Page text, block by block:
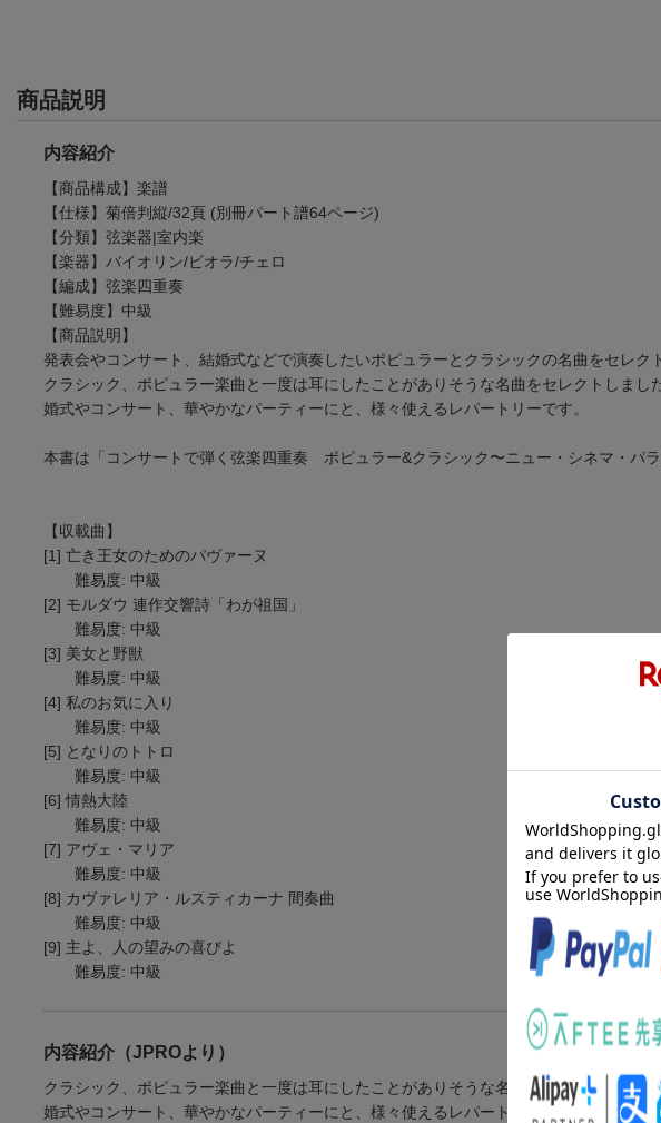
商品説明
内容紹介
【商品構成】楽譜
【仕様】菊倍判縦/32頁 (別冊パート譜64ページ)
【分類】弦楽器|室内楽
【楽器】バイオリン/ビオラ/チェロ
【編成】弦楽四重奏
【難易度】中級
【商品説明】
発表会やコンサート、結婚式などで演奏したいポピュラーとクラシックの名曲をセレク
クラシック、ポピュラー楽曲と一度は耳にしたことがありそうな名曲をセレクトしま
婚式やコンサート、華やかなパーティーにと、様々使えるレパートリーです。
本書は「コンサートで弾く弦楽四重奏 ポピュラー&クラシック〜ニュー・シネマ・パ
【収載曲】
[1] 亡き王女のためのパヴァーヌ
難易度: 中級
[2] モルダウ 連作交響詩「わが祖国」
難易度: 中級
[3] 美女と野獣
難易度: 中級
[4] 私のお気に入り
難易度: 中級
[5] となりのトトロ
難易度: 中級
[6] 情熱大陸
難易度: 中級
[7] アヴェ・マリア
難易度: 中級
[8] カヴァレリア・ルスティカーナ 間奏曲
難易度: 中級
[9] 主よ、人の望みの喜びよ
難易度: 中級
内容紹介（JPROより）
クラシック、ポピュラー楽曲と一度は耳にしたことがありそうな名曲をセレクトしま
婚式やコンサート、華やかなパーティーにと、様々使えるレパートリーです。